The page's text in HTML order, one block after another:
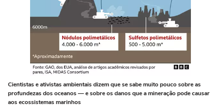
Cientistas e ativistas ambientais dizem que se sabe muito pouco sobre as
profundezas dos oceanos — e sobre os danos que a mineração pode causar
aos ecossistemas marinhos